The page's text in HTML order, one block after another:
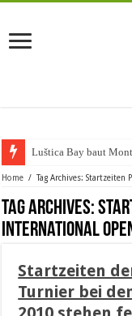
Luštica Bay baut
Home / Tag Archives:
Tag Archives:
International
Startzeiten
Turnier bei